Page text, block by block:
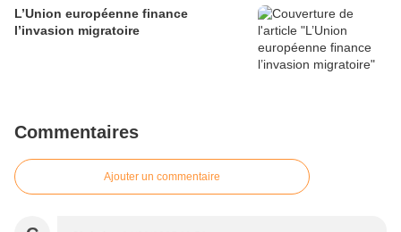
L’Union européenne finance
l’invasion migratoire
Commentaires
Ajouter un commentaire